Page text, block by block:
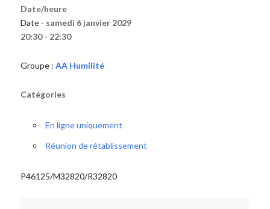
Date/heure
Date - samedi 6 janvier 2029
20:30 - 22:30
Groupe : AA Humilité
Catégories
En ligne uniquement
Réunion de rétablissement
P46125/M32820/R32820